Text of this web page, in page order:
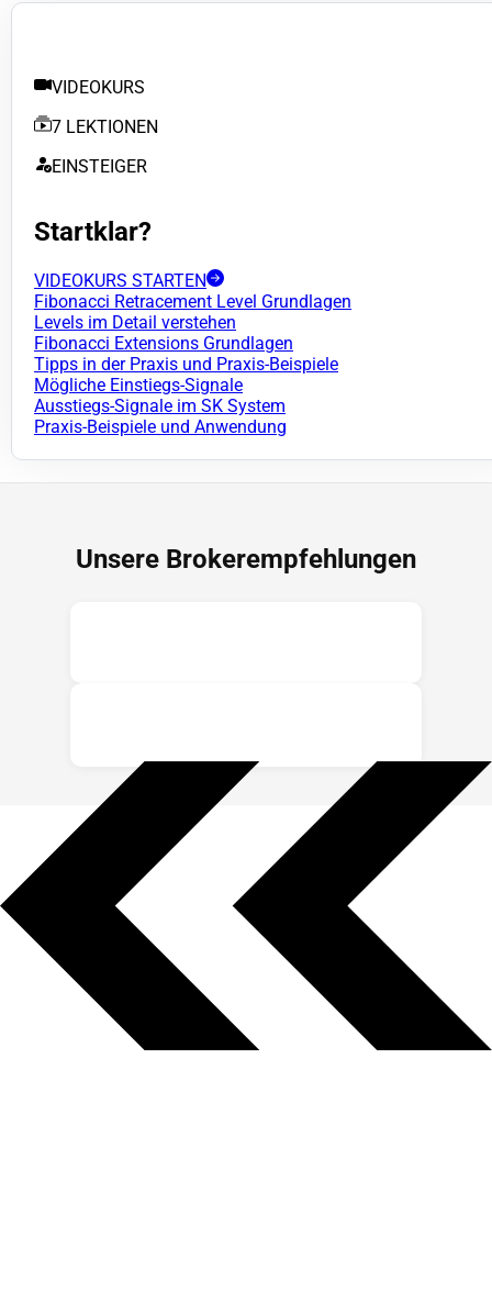
VIDEOKURS
7 LEKTIONEN
EINSTEIGER
Startklar?
VIDEOKURS STARTEN
Fibonacci Retracement Level Grundlagen
Levels im Detail verstehen
Fibonacci Extensions Grundlagen
Tipps in der Praxis und Praxis-Beispiele
Mögliche Einstiegs-Signale
Ausstiegs-Signale im SK System
Praxis-Beispiele und Anwendung
Unsere Brokerempfehlungen